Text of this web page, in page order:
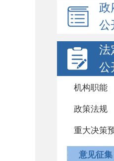
政
公
法
公
机构职能
政策法规
重大决策
意见征集